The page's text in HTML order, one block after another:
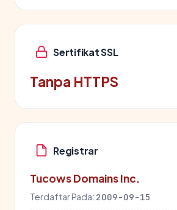
Sertifikat SSL
Tanpa HTTPS
Registrar
Tucows Domains Inc.
Terdaftar Pada: 2009-09-15